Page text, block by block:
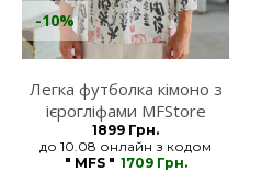
Легка футболка кімоно з
ієрогліфами MFStore
1899 Грн.
до 10.08 онлайн з кодом
" MFS " 1709 Грн.
-10%